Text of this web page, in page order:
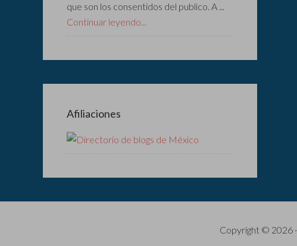
que son los consentidos del publico. A ...
Continuar leyendo...
Afiliaciones
Copyright © 2026 ·